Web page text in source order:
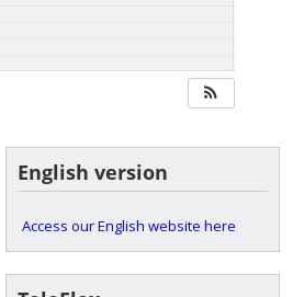
English version
Access our English website here